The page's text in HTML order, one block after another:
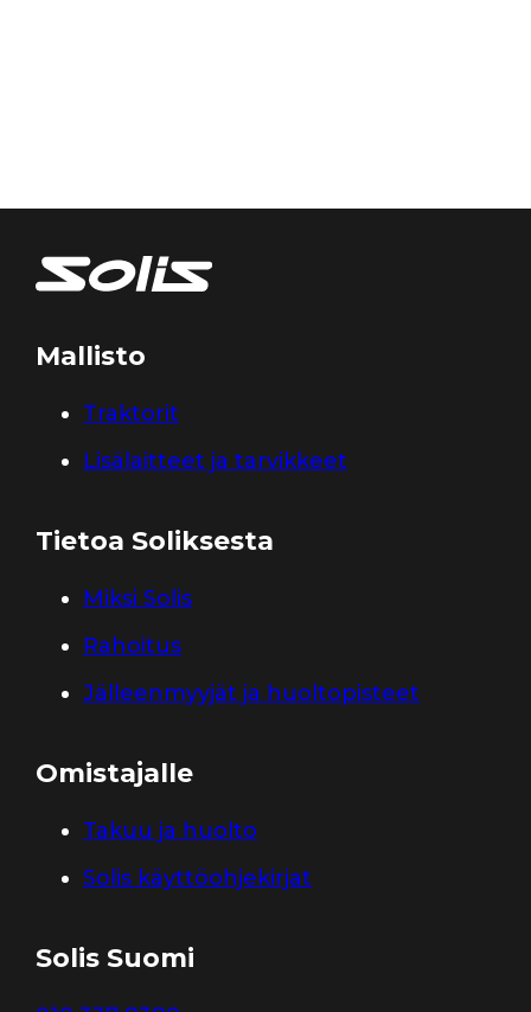
Mallisto
Traktorit
Lisälaitteet ja tarvikkeet
Tietoa Soliksesta
Miksi Solis
Rahoitus
Jälleenmyyjät ja huoltopisteet
Omistajalle
Takuu ja huolto
Solis käyttöohjekirjat
Solis Suomi